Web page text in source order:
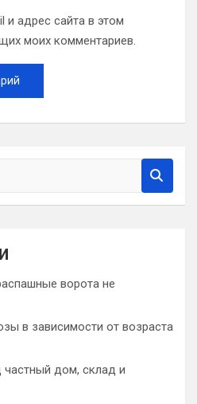
и адрес сайта в этом
моих комментариев.
ворота не
в зависимости от возраста
частный дом, склад и